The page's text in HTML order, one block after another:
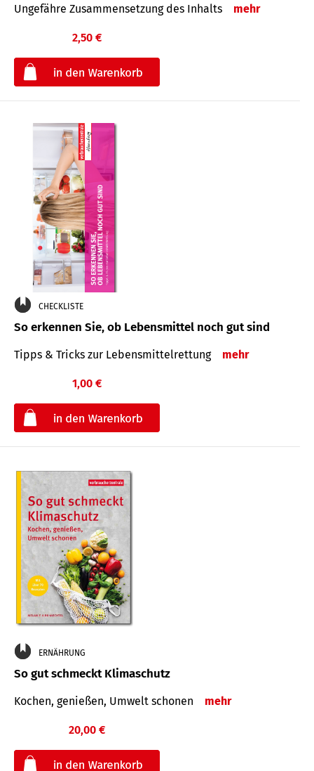
Ungefähre Zusammensetzung des Inhalts mehr
2,50 €
CHECKLISTE
So erkennen Sie, ob Lebensmittel noch gut sind
Tipps & Tricks zur Lebensmittelrettung mehr
1,00 €
ERNÄHRUNG
So gut schmeckt Klimaschutz
Kochen, genießen, Umwelt schonen mehr
20,00 €